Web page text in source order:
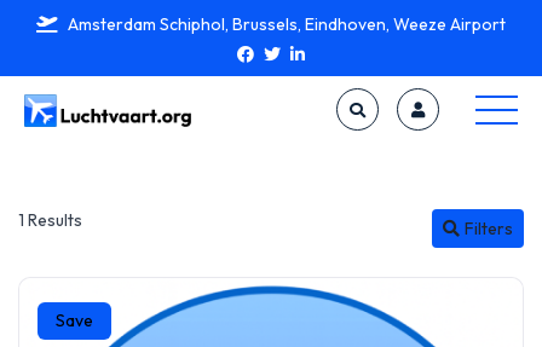
Amsterdam Schiphol, Brussels, Eindhoven, Weeze Airport
1 Results Filters
Save